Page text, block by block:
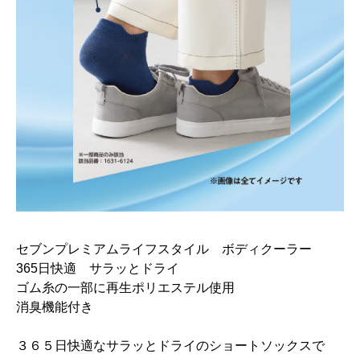
セブンプレミアムライフスタイル ボディクーラー
365日快適 サラッとドライ
ゴム糸の一部に再生ポリエステル使用
消臭機能付き
３６５日快適なサラッとドライのショートソックスで